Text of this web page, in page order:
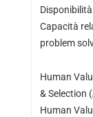
Capacità
problem
Human
& Selection
Human